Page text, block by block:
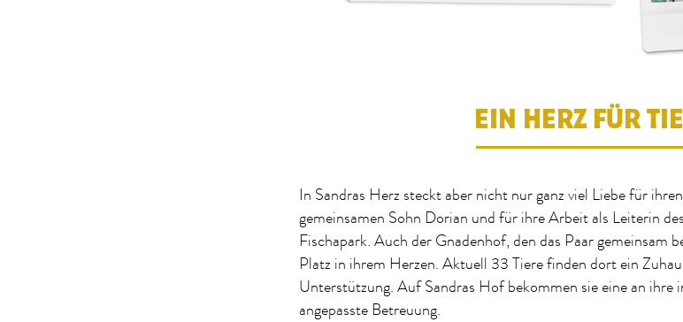
EIN HERZ FÜR
In Sandras Herz steckt aber nicht nur ganz viel Liebe für
gemeinsamen Sohn Dorian und für ihre Arbeit als Leiterin
Fischapark. Auch der Gnadenhof, den das Paar gemeinsam
Platz in ihrem Herzen. Aktuell 33 Tiere finden dort ein
Unterstützung. Auf Sandras Hof bekommen sie eine an ihre
angepasste Betreuung.